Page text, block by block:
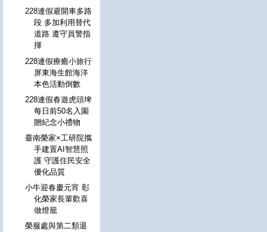
228連假避開車多路
段 多加利用替代
道路 遵守員警指
揮
228連假療癒小旅行
屏東海生館海洋
本色活動倒數
228連假春遊虎頭埤
每日前50名入園
贈紀念小禮物
臺南榮家×工研院攜
手建置AI智慧照
護 守護住民安全
優化品質
小牛迎春慶元宵 彰
化榮家長輩歡喜
做燈籠
榮服處與第二類退